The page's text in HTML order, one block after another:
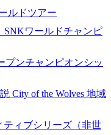
ルドツアー
SNKワールドチャンピ
プンチャンピオンシッ
City of the Wolves 地域
ティブシリーズ（非世